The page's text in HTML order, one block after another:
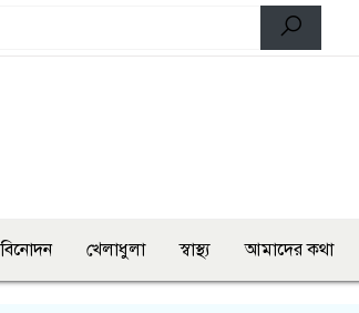
বিনোদন খেলাধুলা স্বাস্থ্য আমাদের কথা